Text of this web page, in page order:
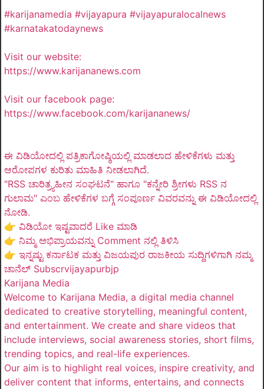
#karijanamedia #vijayapura #vijayapuralocalnews
#karnatakatodaynews
Visit our website:
https://www.karijananews.com
Visit our facebook page:
https://www.facebook.com/karijananews/
ಈ ವಿಡಿಯೋದಲ್ಲಿ ಪತ್ರಿಕಾಗೋಷ್ಠಿಯಲ್ಲಿ ಮಾಡಲಾದ ಹೇಳಿಕೆಗಳು ಮತ್ತು
ಆರೋಪಗಳ ಕುರಿತು ಮಾಹಿತಿ ನೀಡಲಾಗಿದೆ.
"RSS ಚಾರಿತ್ರ್ಯಹೀನ ಸಂಘಟನೆ" ಹಾಗೂ "ಕನ್ನೇರಿ ಶ್ರೀಗಳು RSS ನ
ಗುಲಾಮ" ಎಂಬ ಹೇಳಿಕೆಗಳ ಬಗ್ಗೆ ಸಂಪೂರ್ಣ ವಿವರವನ್ನು ಈ ವಿಡಿಯೋದಲ್ಲಿ
ನೋಡಿ.
👉 ವಿಡಿಯೋ ಇಷ್ಟವಾದರೆ Like ಮಾಡಿ
👉 ನಿಮ್ಮ ಅಭಿಪ್ರಾಯವನ್ನು Comment ನಲ್ಲಿ ತಿಳಿಸಿ
👉 ಇನ್ನಷ್ಟು ಕರ್ನಾಟಕ ಮತ್ತು ವಿಜಯಪುರ ರಾಜಕೀಯ ಸುದ್ದಿಗಳಿಗಾಗಿ ನಮ್ಮ
ಚಾನೆಲ್ Subscrvijayapurbjp
Karijana Media
Welcome to Karijana Media, a digital media channel
dedicated to creative storytelling, meaningful content,
and entertainment. We create and share videos that
include interviews, social awareness stories, short films,
trending topics, and real-life experiences.
Our aim is to highlight real voices, inspire creativity, and
deliver content that informs, entertains, and connects